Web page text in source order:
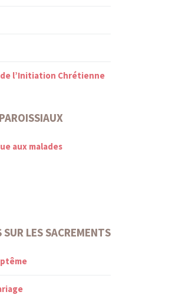
l’Initiation Chrétienne
aux malades
LES SACREMENTS